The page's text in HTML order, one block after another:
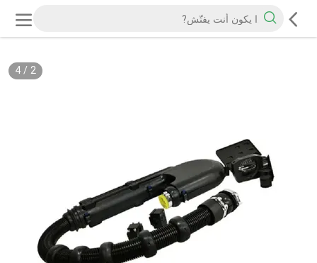
2
/
4